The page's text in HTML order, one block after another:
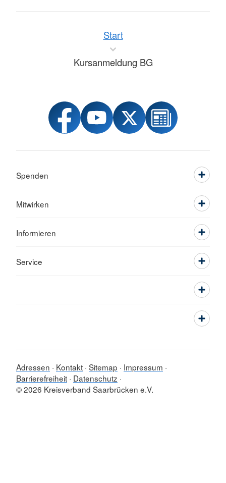
Start
Kursanmeldung BG
Spenden
Mitwirken
Informieren
Service
Adressen Kontakt Sitemap
Impressum
Barrierefreiheit Datenschutz
© 2026 Kreisverband Saarbrücken e.V.